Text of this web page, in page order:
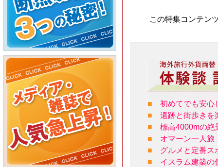
この特集コンテン
■
初めてでも安心
■
遺跡と街歩きを
■
標高4000mの絶
■
オマーン一人旅
■
グルメと定番ス
■
イスラム建築の